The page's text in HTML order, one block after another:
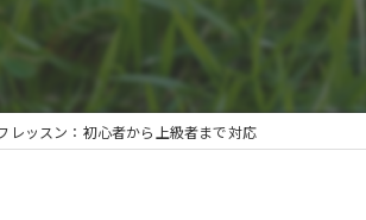
表
レッスン：初心者から上級者まで対応